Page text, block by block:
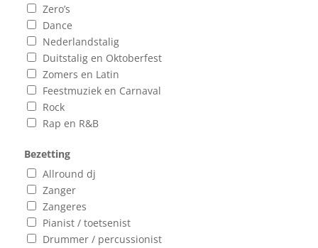
Zero’s
Dance
Nederlandstalig
Duitstalig en Oktoberfest
Zomers en Latin
Feestmuziek en Carnaval
Rock
Rap en R&B
Bezetting
Allround dj
Zanger
Zangeres
Pianist / toetsenist
Drummer / percussionist